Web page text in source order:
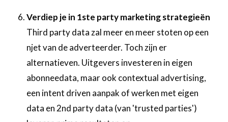
Verdiep je in 1ste party marketing strategieën
Third party data zal meer en meer stoten op een
njet van de adverteerder. Toch zijn er
alternatieven. Uitgevers investeren in eigen
abonneedata, maar ook contextual advertising,
een intent driven aanpak of werken met eigen
data en 2nd party data (van 'trusted parties')